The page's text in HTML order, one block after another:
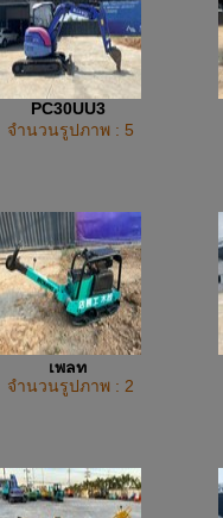
PC30UU3
จำนวนรูปภาพ : 5
เพลท
จำนวนรูปภาพ : 2